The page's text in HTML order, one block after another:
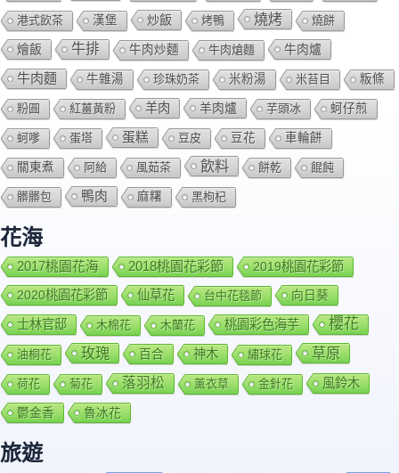
港式飲茶 漢堡 炒飯 烤鴨 燒烤 燒餅
燴飯 牛排 牛肉炒麵 牛肉熗麵 牛肉爐
牛肉麵 牛雜湯 珍珠奶茶 米粉湯 米苔目 粄條
粉圓 紅薑黃粉 羊肉 羊肉爐 芋頭冰 蚵仔煎
蚵嗲 蛋塔 蛋糕 豆皮 豆花 車輪餅
關東煮 阿給 風茹茶 飲料 餅乾 餛飩
髒髒包 鴨肉 麻糬 黑枸杞
花海
2017桃園花海 2018桃園花彩節
2019桃園花彩節
2020桃園花彩節
仙草花 台中花毯節 向日葵
士林官邸 木棉花 木蘭花 桃園彩色海芋 櫻花
油桐花 玫瑰 百合 神木 繡球花 草原
荷花 菊花 落羽松 薰衣草 金針花 風鈴木
鬱金香 魯冰花
旅遊